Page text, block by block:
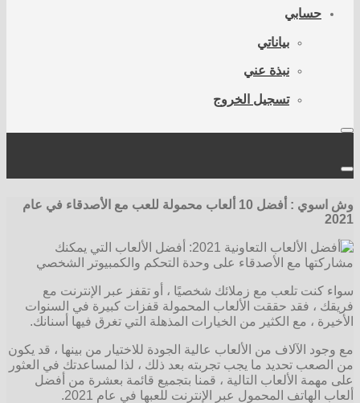
حسابي
بياناتي
نبذة عني
تسجيل الخروج
وش اسوي : أفضل 10 ألعاب محمولة للعب مع الأصدقاء في عام
2021
سواء كنت تلعب مع زملائك شخصيًا ، أو تقفز عبر الإنترنت مع
فريقك ، فقد حققت الألعاب المحمولة قفزات كبيرة في السنوات
الأخيرة ، مع الكثير من الخيارات المذهلة التي تغرق فيها أسنانك.
مع وجود الآلاف من الألعاب عالية الجودة للاختيار من بينها ، قد يكون
من الصعب تحديد ما يجب تجربته بعد ذلك ، لذا لمساعدتك في العثور
على مهمة الألعاب التالية ، قمنا بتجميع قائمة بعشرة من أفضل
ألعاب الهاتف المحمول عبر الإنترنت للعبها في عام 2021.